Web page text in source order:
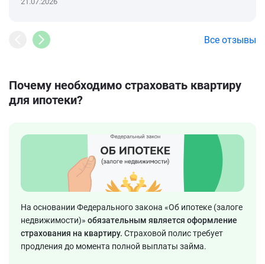
Все отзывы
Почему необходимо страховать квартиру
для ипотеки?
На основании Федерального закона «Об ипотеке (залоге
недвижимости)» обязательным является оформление
страхования на квартиру. Страховой полис требует
продления до момента полной выплаты займа.